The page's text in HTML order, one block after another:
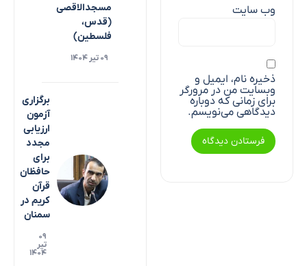
وب‌ سایت
ذخیره نام، ایمیل و
وبسایت من در مرورگر
برای زمانی که دوباره
دیدگاهی می‌نویسم.
مسجدالاقصی
(قدس،
فلسطین)
۰۹ تیر ۱۴۰۴
برگزاری
آزمون
ارزیابی
مجدد
برای
حافظان
قرآن
کریم در
سمنان
۰۹
تیر
۱۴۰۴